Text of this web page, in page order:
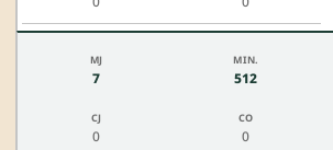
7 512
0 0